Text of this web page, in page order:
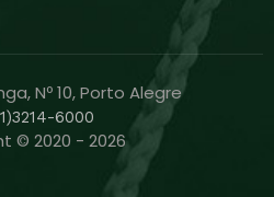
Nº 10, Porto Alegre
6000
© 2020 - 2026